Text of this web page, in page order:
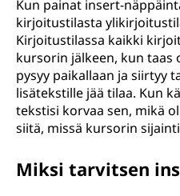
Kun painat insert-
kirjoitustilasta
Kirjoitustilassa kaikki
kursorin jälkeen, kun taas
pysyy paikallaan ja siirtyy
lisätekstille jää tilaa. Kun
tekstisi korvaa sen, mikä
siitä, missä kursorin
Miksi tarvitsen